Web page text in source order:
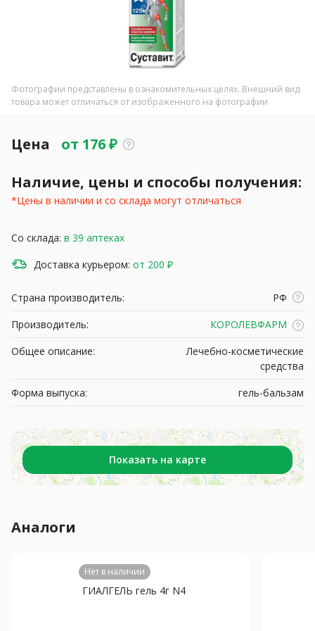
Фотографии представлены в ознакомительных целях. Внешний вид
товара может отличаться от изображенного на фотографии
Цена от 176₽
Наличие, цены и способы получения:
*Цены в наличии и со склада могут отличаться
Со склада: в 39 аптеках
Доставка курьером: от 200 ₽
Страна производитель:
РФ
Производитель:
КОРОЛЕВФАРМ
Общее описание:
Лечебно-косметические
средства
Форма выпуска:
гель-бальзам
Показать на карте
Аналоги
Нет в наличии
ГИАЛГЕЛЬ гель 4г N4